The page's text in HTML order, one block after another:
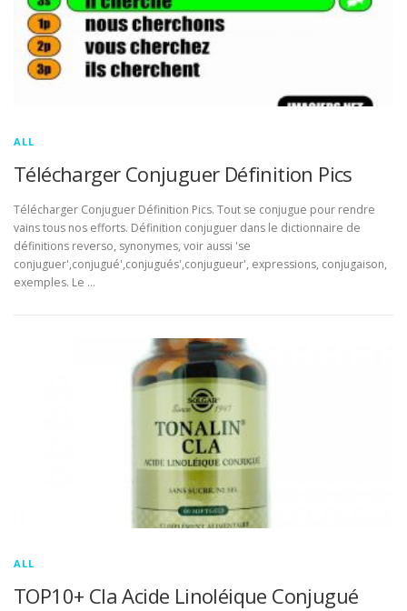
ALL
Télécharger Conjuguer Définition Pics
Télécharger Conjuguer Définition Pics. Tout se conjugue pour rendre
vains tous nos efforts. Définition conjuguer dans le dictionnaire de
définitions reverso, synonymes, voir aussi 'se
conjuguer',conjugué',conjugués',conjugueur', expressions, conjugaison,
exemples. Le …
ALL
TOP10+ Cla Acide Linoléique Conjugué